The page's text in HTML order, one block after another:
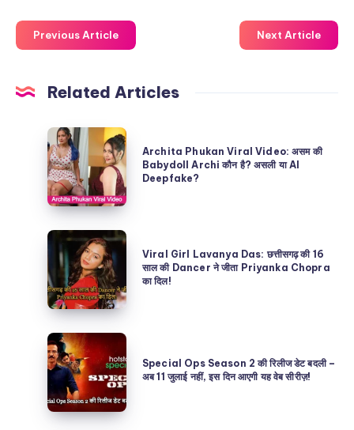
Previous Article Next Article
Related Articles
Archita
Phukan
Viral
Video:
की
Babydoll
Archi
कौन
है?
असली
या
AI
Archita Phukan Viral Video: असम की
Babydoll Archi कौन है? असली या AI
Deepfake?
Viral
Girl
Lavanya
Das:
की
16
साल
की
Viral Girl Lavanya Das: छत्तीसगढ़ की 16
साल की Dancer ने जीता Priyanka Chopra
का दिल!
Special
Ops
Season
2
Special Ops Season 2 की रिलीज डेट बदली –
अब 11 जुलाई नहीं, इस दिन आएगी यह वेब सीरीज़!